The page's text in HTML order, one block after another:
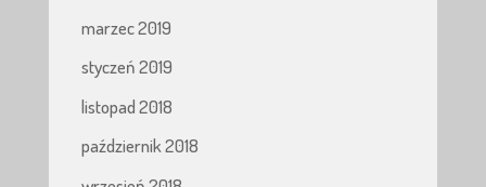
marzec 2019
styczeń 2019
listopad 2018
październik 2018